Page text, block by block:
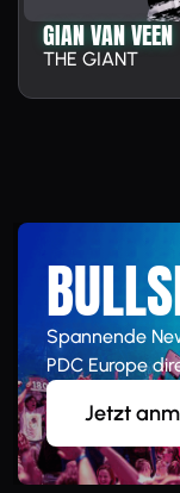
GIAN VAN VEEN
THE GIANT
Spannende
PDC Europe
Jetzt